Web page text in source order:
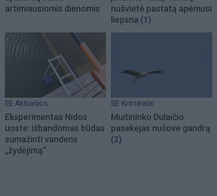
artimiausiomis dienomis
nušvietė pastatą apėmusi
liepsna (1)
Aktualijos
Eksperimentas Nidos
uoste: išbandomas būdas
sumažinti vandens
„žydėjimą“
Kriminalai
Muitininko Dulaičio
pasekėjas nušovė gandrą
(2)